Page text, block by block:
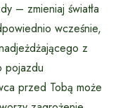
– zmieniaj światła
wcześnie,
z
pojazdu
przed Tobą może